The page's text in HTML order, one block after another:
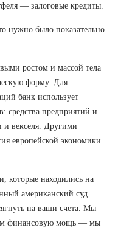
— залоговые кредиты.
нужно было показательно
ростом и массой тела
форму. Для
банк использует
средства предприятий и
векселя. Другими
европейской экономики
которые находились на
американский суд
на ваши счета. Мы
финансовую мощь — мы